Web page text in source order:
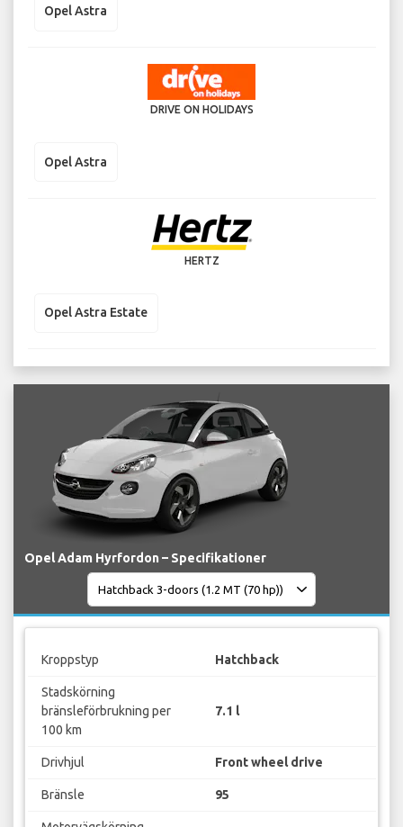
Opel Astra
DRIVE ON HOLIDAYS
Opel Astra
HERTZ
Opel Astra Estate
Opel Adam Hyrfordon – Specifikationer
Kroppstyp Hatchback
Stadskörning
bränsleförbrukning per
100 km
7.1 l
Drivhjul Front wheel drive
Bränsle 95